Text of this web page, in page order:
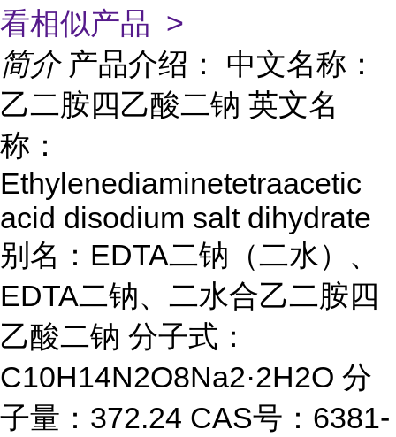
看相似产品 >
简介 产品介绍： 中文名称：
乙二胺四乙酸二钠 英文名
称：
Ethylenediaminetetraacetic
acid disodium salt dihydrate
别名：EDTA二钠（二水）、
EDTA二钠、二水合乙二胺四
乙酸二钠 分子式：
C10H14N2O8Na2·2H2O 分
子量：372.24 CAS号：6381-